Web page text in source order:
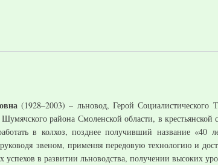
(1928–2003) – льновод, Герой Социалистического
района Смоленской области, в
в колхоз, позднее получивший название «40
звеном, применяя передовую технологию и
в развитии льноводства, получении высоких